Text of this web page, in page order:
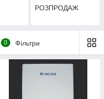
РОЗПРОДАЖ
0 Фільтри